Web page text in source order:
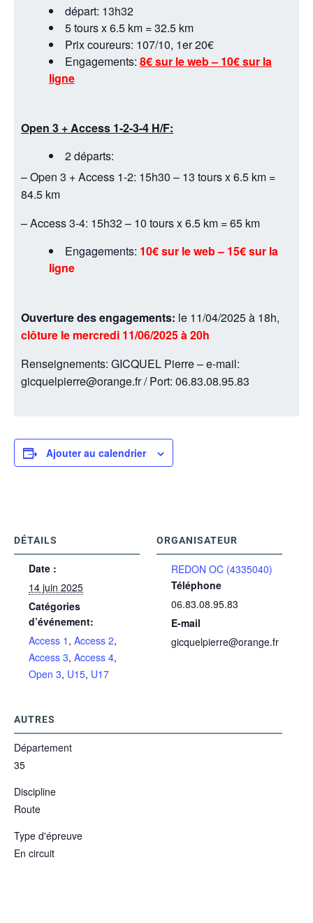
départ: 13h32
5 tours x 6.5 km = 32.5 km
Prix coureurs: 107/10, 1er 20€
Engagements: 8€ sur le web – 10€ sur la
ligne
Open 3 + Access 1-2-3-4 H/F:
2 départs:
– Open 3 + Access 1-2: 15h30 – 13 tours x 6.5 km =
84.5 km
– Access 3-4: 15h32 – 10 tours x 6.5 km = 65 km
Engagements: 10€ sur le web – 15€ sur la
ligne
Ouverture des engagements: le 11/04/2025 à 18h,
clôture le mercredi 11/06/2025 à 20h
Renseignements: GICQUEL Pierre – e-mail:
gicquelpierre@orange.fr / Port: 06.83.08.95.83
Ajouter au calendrier
DÉTAILS
Date :
14 juin 2025
Catégories
d’événement:
Access 1 , Access 2,
Access 3, Access 4,
Open 3, U15, U17
ORGANISATEUR
REDON OC (4335040)
Téléphone
06.83.08.95.83
E-mail
gicquelpierre@orange.fr
AUTRES
Département
35
Discipline
Route
Type d'épreuve
En circuit